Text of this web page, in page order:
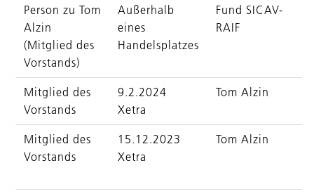
Person zu Tom
Alzin
(Mitglied des
Vorstands)
Außerhalb
eines
Handelsplatzes
Fund SICAV-
RAIF
Mitglied des
Vorstands
9.2.2024
Xetra
Tom Alzin
Mitglied des
Vorstands
15.12.2023
Xetra
Tom Alzin